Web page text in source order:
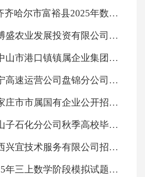
适计量单位；结束时间＝开
；据此即可解答。【详解】
每天早晨7：20从家出发，大
校，到达学校的时间大约是7：
主要考查根据情景选择单位
0不能在最高位上，则百位是1
、140。百位是4时，可以组成
共可以组成4个不同的三位数。
黑龙江省齐齐哈尔市富裕县2025年数学三年级第二学期期中统考模拟试题（含答案解析）
2025广东博盛农业发展投资有限公司招聘拟聘用笔试历年常考点试题专练附带答案详解
2025广东中山市港口镇镇属企业集团招聘员工1人笔试历年常考点试题专练附带答案详解
2025年辽宁高速运营公司盘锦分公司招聘30人笔试历年常考点试题专练附带答案详解
2025年石家庄市市属国有企业公开招聘应届毕业生223人笔试历年难易错考点试卷带答案解析
2025年独山子石化分公司秋季高校毕业生招聘（210人）笔试历年难易错考点试卷带答案解析
2025年江西兴宜技术服务有限公司招聘5人笔试历年常考点试题专练附带答案详解
永宁县2025年三上数学阶段模拟试题含解析